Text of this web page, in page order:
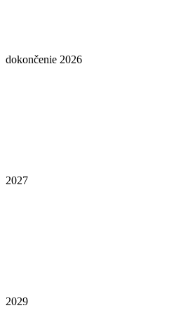
dokončenie 2026
2027
2029